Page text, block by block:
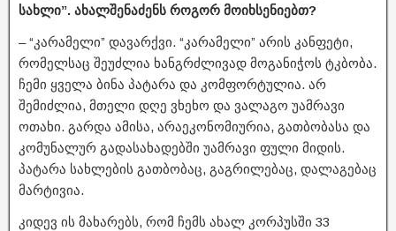
სახლი”. ახალშენაძენს როგორ მოიხსენიებთ?
– “კარამელი” დავარქვი. “კარამელი” არის კანფეტი,
რომელსაც შეუძლია ხანგრძლივად მოგანიჭოს ტკბობა.
ჩემი ყველა ბინა პატარა და კომფორტულია. არ
შემიძლია, მთელი დღე ვხეხო და ვალაგო უამრავი
ოთახი. გარდა ამისა, არაეკონომიურია, გათბობასა და
კომუნალურ გადასახადებში უამრავი ფული მიდის.
პატარა სახლების გათბობაც, გაგრილებაც, დალაგებაც
მარტივია.
კიდევ ის მახარებს, რომ ჩემს ახალ კორპუსში 33